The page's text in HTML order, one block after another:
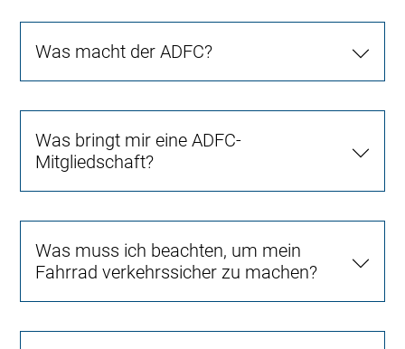
Was macht der ADFC?
Was bringt mir eine ADFC-
Mitgliedschaft?
Was muss ich beachten, um mein
Fahrrad verkehrssicher zu machen?